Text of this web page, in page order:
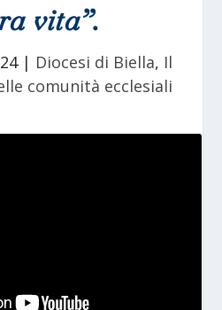
vita”.
| Diocesi di Biella, Il
comunità ecclesiali